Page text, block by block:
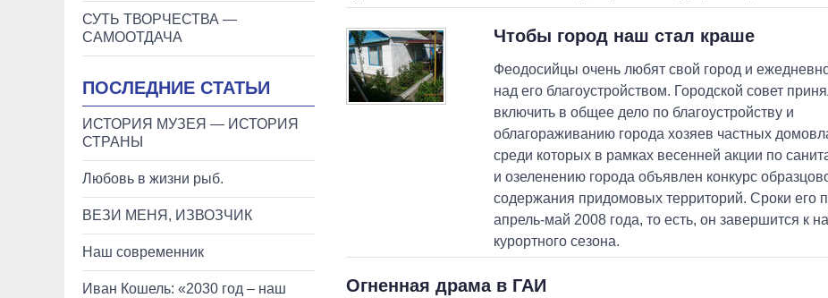
СУТЬ ТВОРЧЕСТВА —
САМООТДАЧА
ПОСЛЕДНИЕ СТАТЬИ
ИСТОРИЯ МУЗЕЯ — ИСТОРИЯ
СТРАНЫ
Любовь в жизни рыб.
ВЕЗИ МЕНЯ, ИЗВОЗЧИК
Наш современник
Иван Кошель: «2030 год – наш
Чтобы город наш стал краше
Феодосийцы очень любят свой город и
над его благоустройством. Городской совет
включить в общее дело по благоустройству и
облагораживанию города хозяев частных
среди которых в рамках весенней акции по
и озеленению города объявлен конкурс
содержания придомовых территорий. Сроки его
апрель-май 2008 года, то есть, он завершится к
курортного сезона.
Огненная драма в ГАИ